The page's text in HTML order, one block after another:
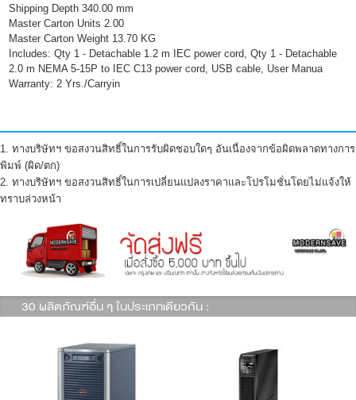
Shipping Depth 340.00 mm
Master Carton Units 2.00
Master Carton Weight 13.70 KG
Includes: Qty 1 - Detachable 1.2 m IEC power cord, Qty 1 - Detachable
2.0 m NEMA 5-15P to IEC C13 power cord, USB cable, User Manua
Warranty: 2 Yrs./Carryin
1. ทางบริษัทฯ ขอสงวนสิทธิ์ในการรับผิดชอบใดๆ อันเนื่องจากข้อผิดพลาดทางการ
พิมพ์ (ผิด/ตก)
2. ทางบริษัทฯ ขอสงวนสิทธิ์ในการเปลี่ยนแปลงราคาและโปรโมชั่นโดยไม่แจ้งให้
ทราบล่วงหน้า
30 ผลิตภัณฑ์อื่น ๆ ในประเภทเดียวกัน :